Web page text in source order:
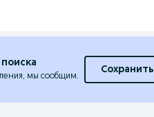
мы сообщим.
Сохранить